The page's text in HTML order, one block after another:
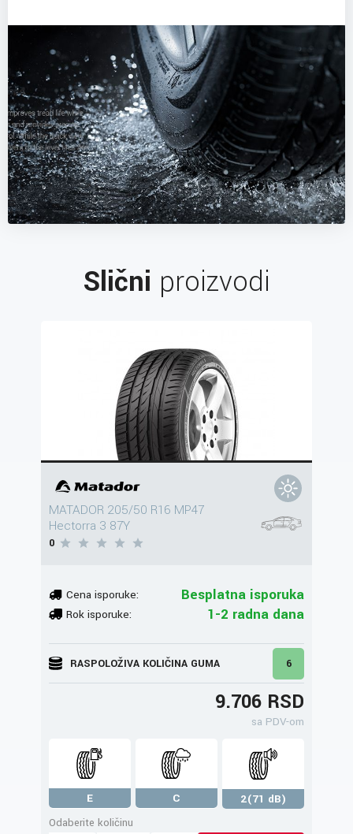
Slični proizvodi
MATADOR 205/50 R16 MP47
Hectorra 3 87Y
0
Cena isporuke: Besplatna isporuka
Rok isporuke: 1-2 radna dana
RASPOLOŽIVA KOLIČINA GUMA 6
9.706 RSD
sa PDV-om
E C
2(71 dB)
Odaberite količinu